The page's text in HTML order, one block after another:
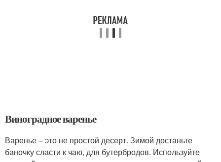
Виноградное варенье
Варенье – это не простой десерт. Зимой достаньте
баночку сласти к чаю, для бутербродов. Используйте